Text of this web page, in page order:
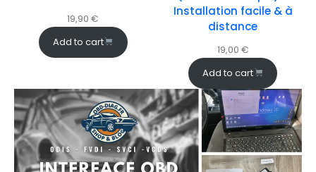
19,90€
Add to cart
Installation facile & à
distance
19,00 €
Add to cart